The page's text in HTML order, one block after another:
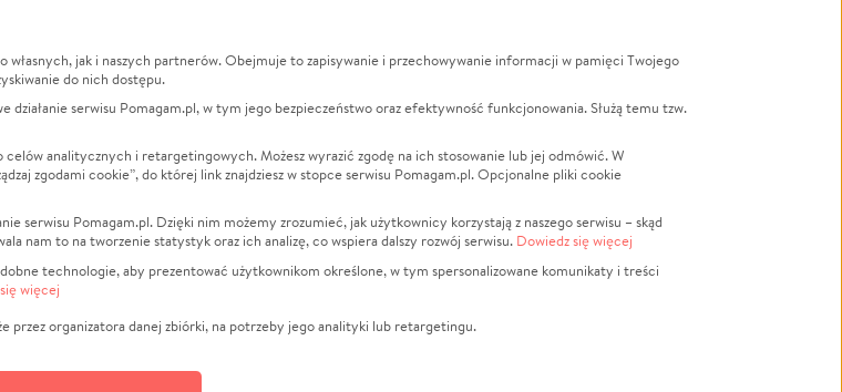
O nas
Opinie
Raporty
Za darmo
Dla NGO
Fundacja Pomagam.pl
Zbieraj na
Leczenie
Zwierzęta
Pożar
Sport
Pomoc Finansowa
Pogrzeb
LGBTQ+
Powódź
Wichura
Religia
Edukacja
jak i naszych partnerów. Obejmuje to zapisywanie i przechowywanie informacji w pamięci Twojego
do nich dostępu.
serwisu Pomagam.pl, w tym jego bezpieczeństwo oraz efektywność funkcjonowania. Służą temu tzw.
analitycznych i retargetingowych. Możesz wyrazić zgodę na ich stosowanie lub jej odmówić. W
zgodami cookie”, do której link znajdziesz w stopce serwisu Pomagam.pl. Opcjonalne pliki cookie
serwisu Pomagam.pl. Dzięki nim możemy zrozumieć, jak użytkownicy korzystają z naszego serwisu – skąd
nam to na tworzenie statystyk oraz ich analizę, co wspiera dalszy rozwój serwisu. Dowiedz się więcej
technologie, aby prezentować użytkownikom określone, w tym spersonalizowane komunikaty i treści
więcej
organizatora danej zbiórki, na potrzeby jego analityki lub retargetingu.